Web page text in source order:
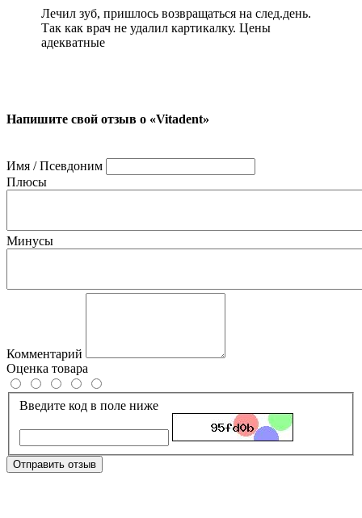
Лечил зуб, пришлось возвращаться на след.день.
Так как врач не удалил картикалку. Цены
адекватные
Напишите свой отзыв о «Vitadent»
Имя / Псевдоним
Плюсы
Минусы
Комментарий
Оценка товара
Введите код в поле ниже
Отправить отзыв